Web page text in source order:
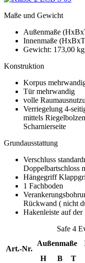
Maße und Gewicht
Außenmaße
Innenmaße
Gewicht: 173,00 kg
Konstruktion
Korpus
Tür mehrwandig
volle
Verriegelung 4-
mittels
Scharnierseite
Grundausstattung
Verschluss
Doppelbartschloss
Hängegriff
1 Fachboden
Rückwand ( nicht
Hakenleiste auf
Safe 4
Art.-Nr.
Außenmaße
H
B T